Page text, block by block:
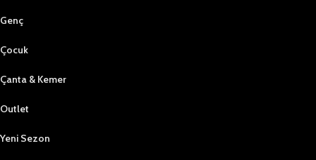
Genç
Çocuk
Çanta & Kemer
Outlet
Yeni Sezon